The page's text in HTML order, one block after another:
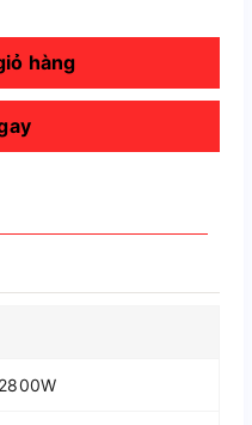
hàng
2800W